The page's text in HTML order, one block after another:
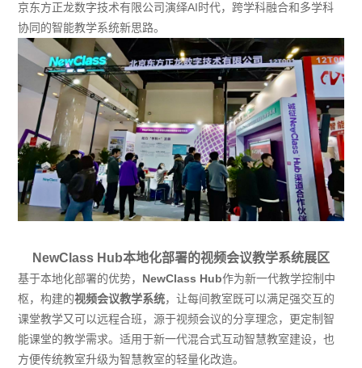
京东方正龙数字技术有限公司演绎AI时代，跨学科融合和多学科
协同的智能教学系统新思路。
NewClass Hub本地化部署的视频会议教学系统展区
基于本地化部署的优势， NewClass Hub作为新一代教学控制中
枢，构建的视频会议教学系统，让每间教室既可以满足强交互的
课堂教学又可以远程合班，源于视频会议的分享理念，更定制智
能课堂的教学需求。适用于新一代混合式互动智慧教室建设，也
方便传统教室升级为智慧教室的轻量化改造。